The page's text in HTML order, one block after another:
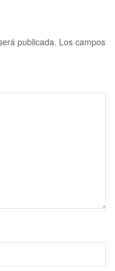
publicada. Los campos